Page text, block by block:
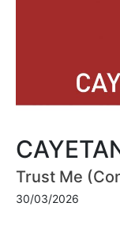
Trust Me
30/03/2026